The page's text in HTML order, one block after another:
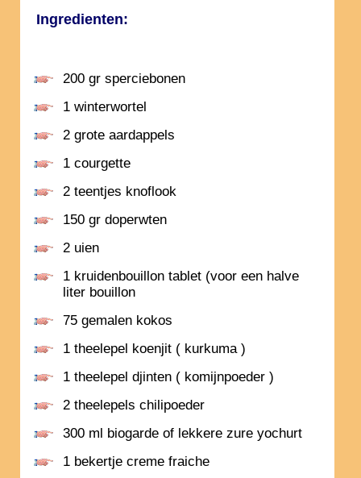
Ingredienten:
200 gr sperciebonen
1 winterwortel
2 grote aardappels
1 courgette
2 teentjes knoflook
150 gr doperwten
2 uien
1 kruidenbouillon tablet (voor een halve
liter bouillon
75 gemalen kokos
1 theelepel koenjit ( kurkuma )
1 theelepel djinten ( komijnpoeder )
2 theelepels chilipoeder
300 ml biogarde of lekkere zure yochurt
1 bekertje creme fraiche